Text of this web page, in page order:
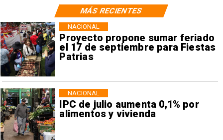
Proyecto propone sumar feriado
el 17 de septiembre para Fiestas
Patrias
NACIONAL
IPC de julio aumenta 0,1% por
alimentos y vivienda
NACIONAL
MÁS RECIENTES